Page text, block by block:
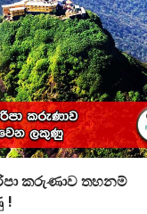
කරුණාව තහනම්
!